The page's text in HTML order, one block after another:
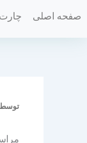
صفحه اصلی چارت
توسط